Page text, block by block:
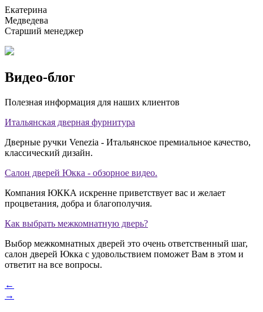
Екатерина
Медведева
Старший менеджер
Видео-блог
Полезная информация для наших клиентов
Итальянская дверная фурнитура
Дверные ручки Venezia - Итальянское премиальное качество,
классический дизайн.
Салон дверей Юкка - обзорное видео.
Компания ЮККА искренне приветствует вас и желает
процветания, добра и благополучия.
Как выбрать межкомнатную дверь?
Выбор межкомнатных дверей это очень ответственный шаг,
салон дверей Юкка с удовольствием поможет Вам в этом и
ответит на все вопросы.
←
→